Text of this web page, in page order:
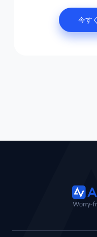
今す